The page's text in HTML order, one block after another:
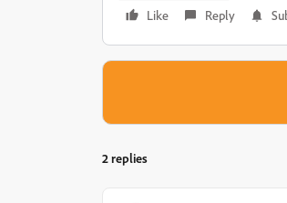
Like
Reply
2 replies